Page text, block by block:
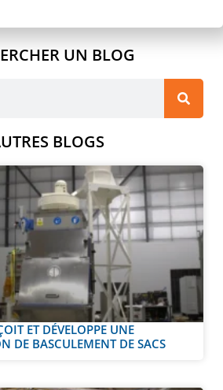
UN BLOG
BLOGS
ET DÉVELOPPE UNE
DE BASCULEMENT DE SACS